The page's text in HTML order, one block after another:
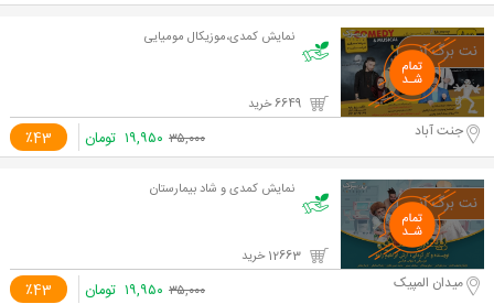
نمایش کمدی،موزیکال مومیایی
٪43 جنت آباد ۳۵,۰۰۰ ۱۹,۹۵۰ تومان
نمایش کمدی و شاد بیمارستان
٪43 میدان المپیک ۳۵,۰۰۰ ۱۹,۹۵۰ تومان